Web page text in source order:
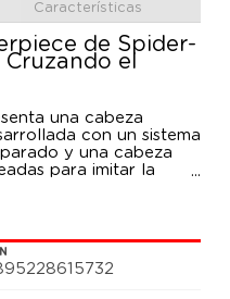
Características
de Spider-
Cruzando el
una cabeza
con un sistema
y una cabeza
para imitar la
de moda punk se
elementos
increíble,
tachuelas,
a medida, cinturón
brazaletes y